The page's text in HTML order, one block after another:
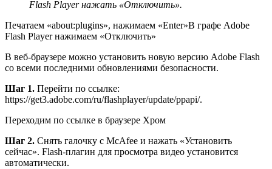
Flash Player нажать «Отключить».
Печатаем «about:plugins», нажимаем «Enter»В графе Adobe
Flash Player нажимаем «Отключить»
В веб-браузере можно установить новую версию Adobe Flash
со всеми последними обновлениями безопасности.
Шаг 1. Перейти по ссылке:
https://get3.adobe.com/ru/flashplayer/update/ppapi/.
Переходим по ссылке в браузере Хром
Шаг 2. Снять галочку с McAfee и нажать «Установить
сейчас». Flash-плагин для просмотра видео установится
автоматически.